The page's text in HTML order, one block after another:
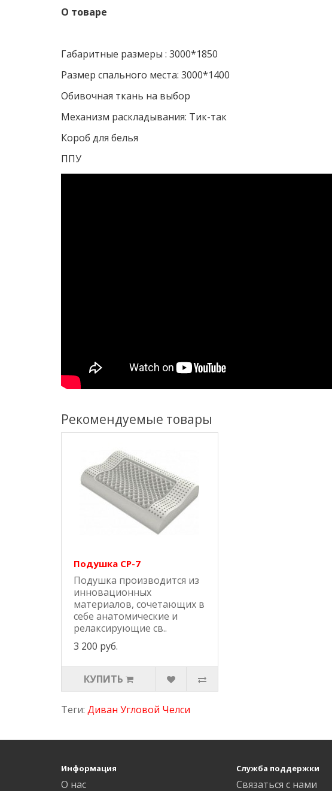
О товаре
Габаритные размеры : 3000*1850
Размер спального места: 3000*1400
Обивочная ткань на выбор
Механизм раскладывания: Тик-так
Короб для белья
ППУ
Рекомендуемые товары
Подушка СР-7
Подушка производится из
инновационных
материалов, сочетающих в
себе анатомические и
релаксирующие св..
3 200 руб.
КУПИТЬ
Теги: Диван Угловой Челси
Информация
О нас
Служба поддержки
Связаться с нами